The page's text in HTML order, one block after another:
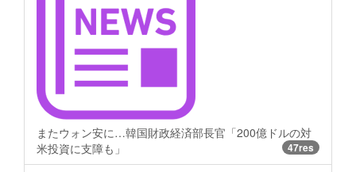
またウォン安に…韓国財政経済部長官「200億ドルの対
米投資に支障も」
47res